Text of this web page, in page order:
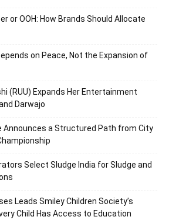
or OOH: How Brands Should Allocate
on Peace, Not the Expansion of
(RUU) Expands Her Entertainment
Darwajo
Announces a Structured Path from City
Select Sludge India for Sludge and
Leads Smiley Children Society’s
Child Has Access to Education